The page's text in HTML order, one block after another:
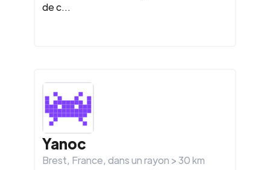
de c...
Yanoc
Brest, France, dans un rayon >30km